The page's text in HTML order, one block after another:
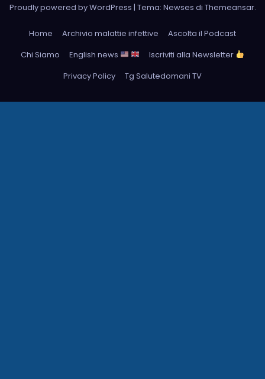
Proudly powered by WordPress | Tema: Newses di Themeansar.
Home Archivio malattie infettive
Ascolta il Podcast
Chi Siamo
English news
Iscriviti alla Newsletter
Privacy Policy
Tg Salutedomani TV